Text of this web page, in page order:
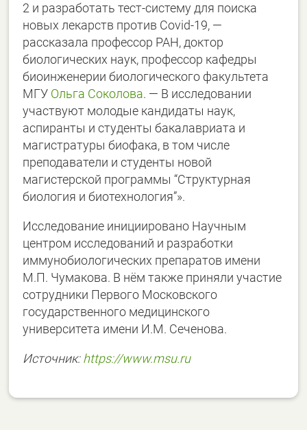
2 и разработать тест-систему для поиска
новых лекарств против Covid-19, —
рассказала профессор РАН, доктор
биологических наук, профессор кафедры
биоинженерии биологического факультета
МГУ Ольга Соколова. — В исследовании
участвуют молодые кандидаты наук,
аспиранты и студенты бакалавриата и
магистратуры биофака, в том числе
преподаватели и студенты новой
магистерской программы “Структурная
биология и биотехнология”».
Исследование инициировано Научным
центром исследований и разработки
иммунобиологических препаратов имени
М.П. Чумакова. В нём также приняли участие
сотрудники Первого Московского
государственного медицинского
университета имени И.М. Сеченова.
Источник:https://www.msu.ru